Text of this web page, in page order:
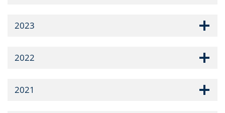
2023
2022
2021